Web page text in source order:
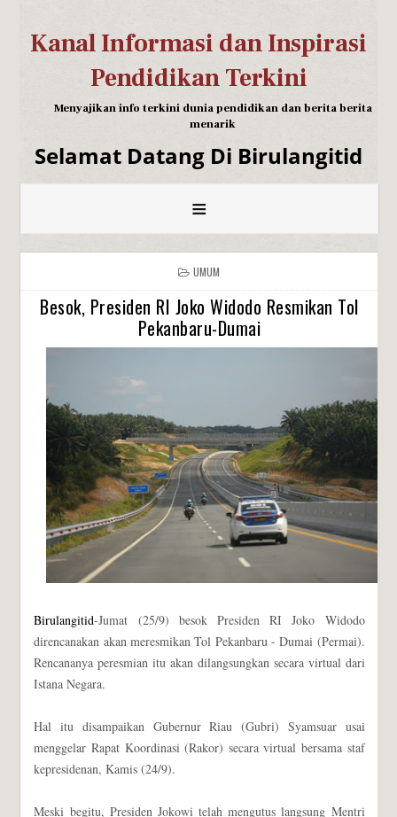
Kanal Informasi dan Inspirasi
Pendidikan Terkini
Menyajikan info terkini dunia pendidikan dan berita berita
menarik
Selamat Datang Di Birulangitid
≡
UMUM
Besok, Presiden RI Joko Widodo Resmikan Tol
Pekanbaru-Dumai
Birulangitid-Jumat (25/9) besok Presiden RI Joko Widodo
direncanakan akan meresmikan Tol Pekanbaru - Dumai (Permai).
Rencananya peresmian itu akan dilangsungkan secara virtual dari
Istana Negara.
Hal itu disampaikan Gubernur Riau (Gubri) Syamsuar usai
menggelar Rapat Koordinasi (Rakor) secara virtual bersama staf
kepresidenan, Kamis (24/9).
Meski begitu, Presiden Jokowi telah mengutus langsung Mentri